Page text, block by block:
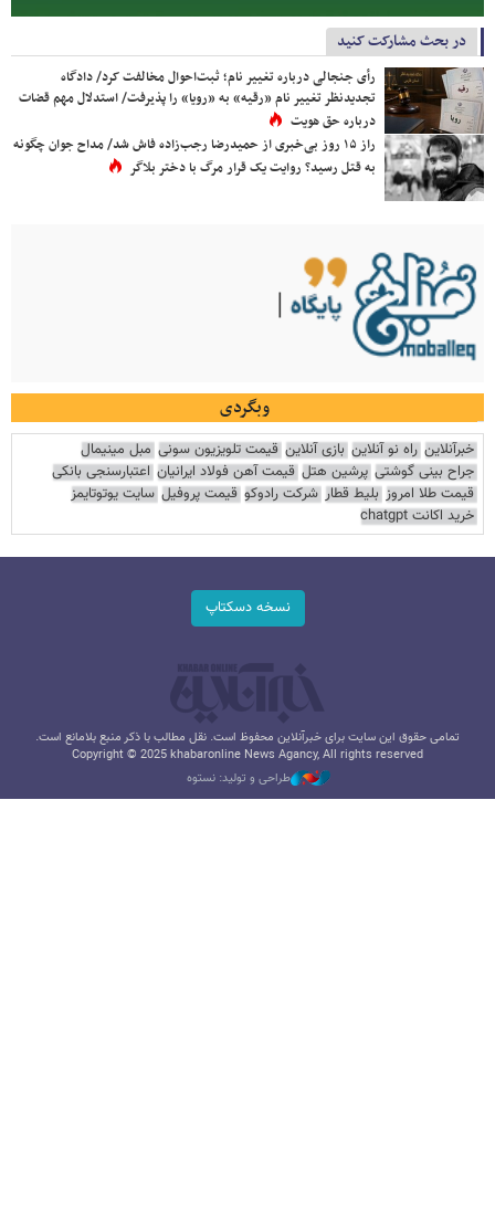
در بحث مشارکت کنید
رأی جنجالی درباره تغییر نام؛ ثبت‌احوال مخالفت کرد/ دادگاه
تجدیدنظر تغییر نام «رقیه» به «رویا» را پذیرفت/ استدلال مهم قضات
درباره حق هویت
راز ۱۵ روز بی‌خبری از حمیدرضا رجب‌زاده فاش شد/ مداح جوان چگونه
به قتل رسید؟ روایت یک قرار مرگ با دختر بلاگر
وبگردی
خبرآنلاین راه نو آنلاین بازی آنلاین قیمت تلویزیون سونی مبل مینیمال
جراح بینی گوشتی پرشین هتل قیمت آهن فولاد ایرانیان اعتبارسنجی بانکی
قیمت طلا امروز بلیط قطار شرکت رادوکو قیمت پروفیل سایت یوتوتایمز
خرید اکانت chatgpt
نسخه دسکتاپ
تمامی حقوق این سایت برای خبرآنلاین محفوظ است. نقل مطالب با ذکر منبع بلامانع است.
Copyright © 2025 khabaronline News Agancy, All rights reserved
طراحی و تولید: نستوه